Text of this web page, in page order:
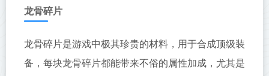
龙骨碎片
龙骨碎片是游戏中极其珍贵的材料，用于合成顶级装
备，每块龙骨碎片都能带来不俗的属性加成，尤其是